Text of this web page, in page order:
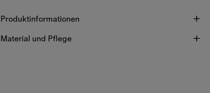
Produktinformationen
Material und Pflege